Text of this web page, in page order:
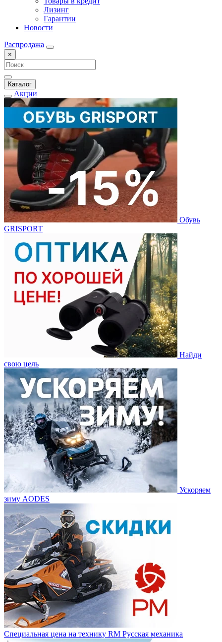
Лизинг
Гарантии
Новости
Распродажа
×
Каталог
Акции
Обувь
GRISPORT
Найди
свою цель
Ускоряем
зиму AODES
Специальная цена на технику RM Русская механика